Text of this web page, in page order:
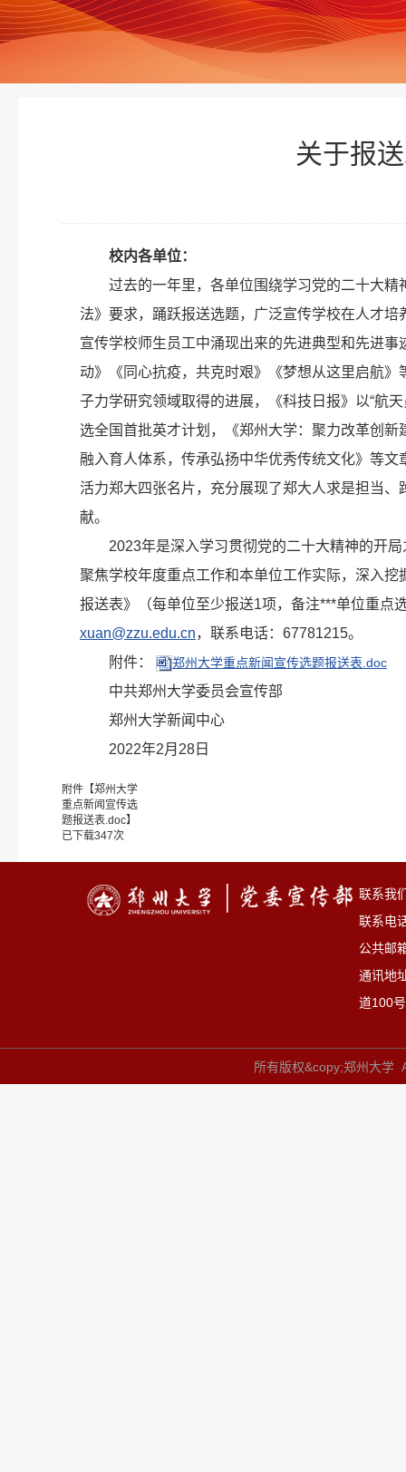
关于报
校内各单位：
过去的一年里，各单位围绕学习党的二十大
法》要求，踊跃报送选题，广泛宣传学校在人才
宣传学校师生员工中涌现出来的先进典型和先进事
动》《同心抗疫，共克时艰》《梦想从这里启航
子力学研究领域取得的进展，《科技日报》以“航
选全国首批英才计划，《郑州大学：聚力改革创
融入育人体系，传承弘扬中华优秀传统文化》等
活力郑大四张名片，充分展现了郑大人求是担当
献。
2023年是深入学习贯彻党的二十大精神的开
聚焦学校年度重点工作和本单位工作实际，深入
报送表》（每单位至少报送1项，备注***单位重点
xuan@zzu.edu.cn，联系电话：67781215。
附件：
郑州大学重点新闻宣传选题报送表.doc
中共郑州大学委员会宣传部
郑州大学新闻中心
2022年2月28日
附件【郑州大学
重点新闻宣传选
题报送表.doc】
已下载347次
联系我
联系电
公共邮
通讯地
道100号
所有版权&copy;郑州大学